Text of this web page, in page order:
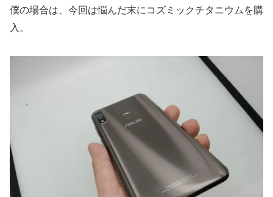
僕の場合は、今回は悩んだ末にコズミックチタニウムを購
入。